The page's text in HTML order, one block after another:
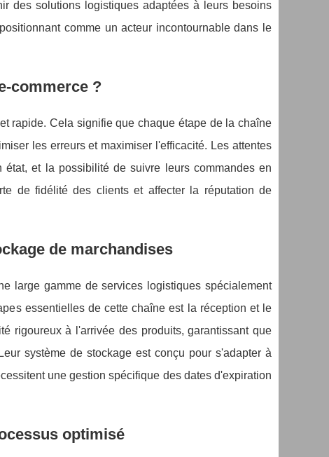
des solutions logistiques adaptées à leurs besoins
comme un acteur incontournable dans le
commerce ?
rapide. Cela signifie que chaque étape de la chaîne
les erreurs et maximiser l'efficacité. Les attentes
et la possibilité de suivre leurs commandes en
de fidélité des clients et affecter la réputation de
de marchandises
large gamme de services logistiques spécialement
essentielles de cette chaîne est la réception et le
rigoureux à l'arrivée des produits, garantissant que
système de stockage est conçu pour s'adapter à
une gestion spécifique des dates d'expiration
optimisé